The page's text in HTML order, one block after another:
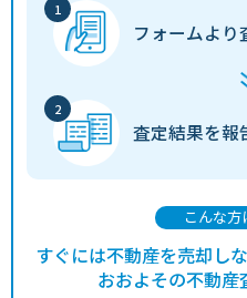
フォームより
査定結果を報
こんな方
すぐには不動産を売却し
おおよその不動